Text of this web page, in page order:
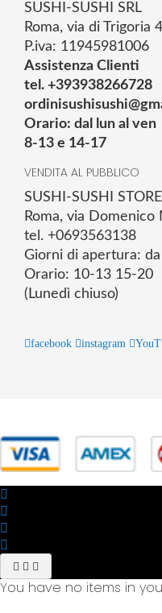
SUSHI-SUSHI SRL
Roma, via di Trigoria
P.iva: 11945981006
Assistenza Clienti
tel. +393938266728
Orario: dal lun al ven
8-13 e 14-17
VENDITA AL PUBBLICO
SUSHI-SUSHI STORE
Roma, via
tel. +0693563138
Giorni di apertura:
Orario: 10-13 15-20
(Lunedì chiuso)
facebook instagram
You have no items in